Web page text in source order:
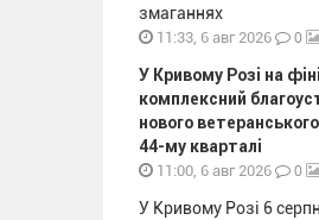
змаганнях
11:33, 6 авг 2026 0
У Кривому Розі на
комплексний
нового
44-му кварталі
11:00, 6 авг 2026 0
У Кривому Розі 6